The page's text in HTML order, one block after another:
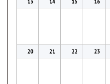
20 21 22 23